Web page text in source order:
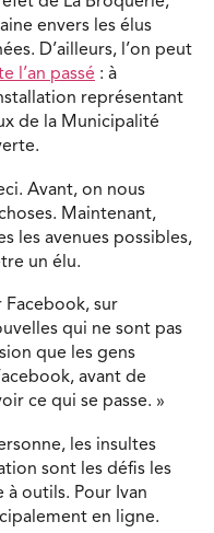
envers les élus
D’ailleurs, l’on peut
l’an passé : à
représentant
de la Municipalité
Avant, on nous
Maintenant,
les avenues possibles,
un élu.
Facebook, sur
qui ne sont pas
que les gens
avant de
ce qui se passe. »
les insultes
sont les défis les
outils. Pour Ivan
en ligne.